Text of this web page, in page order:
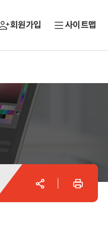
회원가입 사이트맵